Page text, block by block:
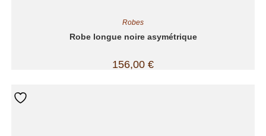
Robes
Robe longue noire asymétrique
156,00 €